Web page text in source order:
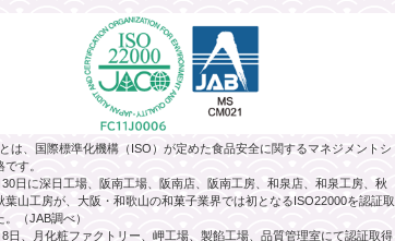
は、国際標準化機構（ISO）が定めた食品安全に関するマネジメントシ
す。
日に深日工場、阪南工場、阪南店、阪南工房、和泉店、和泉工房、秋
葉山工房が、大阪・和歌山の和菓子業界では初となるISO22000を認証取
（JAB調べ）
日、月化粧ファクトリー、岬工場、製餡工場、品質管理室にて認証取得